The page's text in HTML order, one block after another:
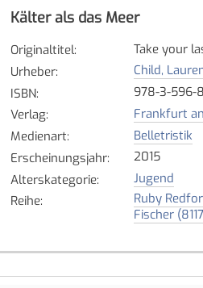
Kälter als das Meer
Originaltitel:
Take your
Urheber:
Child,
ISBN:
978-3-596-
Verlag:
Frankfurt
Medienart:
Belletristik
Erscheinungsjahr:
2015
Alterskategorie:
Jugend
Reihe:
Ruby
Fischer